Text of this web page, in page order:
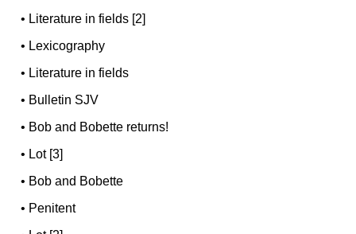
• Literature in fields [2]
• Lexicography
• Literature in fields
• Bulletin SJV
• Bob and Bobette returns!
• Lot [3]
• Bob and Bobette
• Penitent